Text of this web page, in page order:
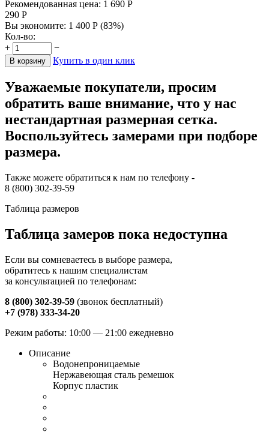
Рекомендованная цена: 1 690 Р
290 Р
Вы экономите: 1 400 Р (83%)
Кол-во:
+
−
В корзину Купить в один клик
Уважаемые покупатели, просим
обратить ваше внимание, что у нас
нестандартная размерная сетка.
Воспользуйтесь замерами при подборе
размера.
Также можете обратиться к нам по телефону -
8 (800) 302-39-59
Таблица размеров
Таблица замеров пока недоступна
Если вы сомневаетесь в выборе размера,
обратитесь к нашим специалистам
за консультацией по телефонам:
8 (800) 302-39-59 (звонок бесплатный)
+7 (978) 333-34-20
Режим работы: 10:00 — 21:00 ежедневно
Описание
Водонепроницаемые
Нержавеющая сталь ремешок
Корпус пластик